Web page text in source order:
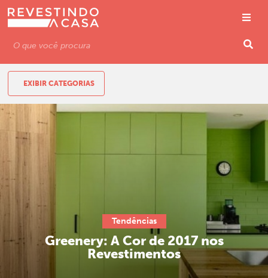
EXIBIR CATEGORIAS
Tendências
Greenery: A Cor de 2017 nos
Revestimentos